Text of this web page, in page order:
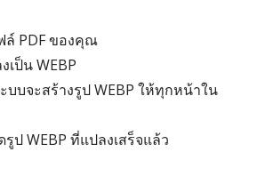
ล์ PDF ของคุณ
เป็น WEBP
บบจะสร้างรูป WEBP ให้ทุกหน้าใน
ป WEBP ที่แปลงเสร็จแล้ว